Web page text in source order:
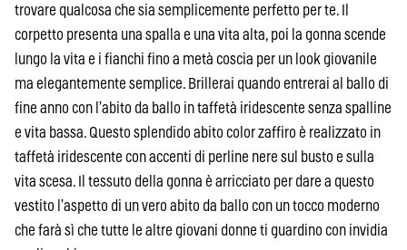
trovare qualcosa che sia semplicemente perfetto per te. Il
corpetto presenta una spalla e una vita alta, poi la gonna scende
lungo la vita e i fianchi fino a metà coscia per un look giovanile
ma elegantemente semplice. Brillerai quando entrerai al ballo di
fine anno con l’abito da ballo in taffetà iridescente senza spalline
e vita bassa. Questo splendido abito color zaffiro è realizzato in
taffetà iridescente con accenti di perline nere sul busto e sulla
vita scesa. Il tessuto della gonna è arricciato per dare a questo
vestito l’aspetto di un vero abito da ballo con un tocco moderno
che farà sì che tutte le altre giovani donne ti guardino con invidia